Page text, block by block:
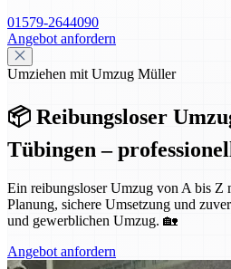
01579-2644090
Angebot anfordern
Umziehen mit Umzug Müller
📦 Reibungsloser
Tübingen –
Ein reibungsloser Umzug von A bis Z
Planung, sichere Umsetzung und
und gewerblichen Umzug. 🏡
Angebot anfordern